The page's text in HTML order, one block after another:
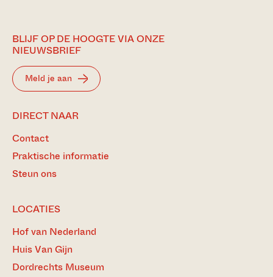
BLIJF OP DE HOOGTE VIA ONZE
NIEUWSBRIEF
Meld je aan
DIRECT NAAR
Contact
Praktische informatie
Steun ons
LOCATIES
Hof van Nederland
Huis Van Gijn
Dordrechts Museum